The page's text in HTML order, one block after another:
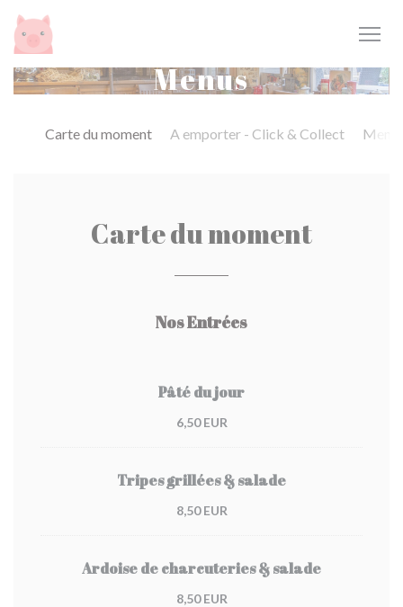
Painel de Gerenciamento de Cookies
Menus
Carte du moment A emporter - Click & Collect Menu
Carte du moment
Nos Entrées
Pâté du jour
6,50 EUR
Tripes grillées & salade
8,50 EUR
Ardoise de charcuteries & salade
8,50 EUR